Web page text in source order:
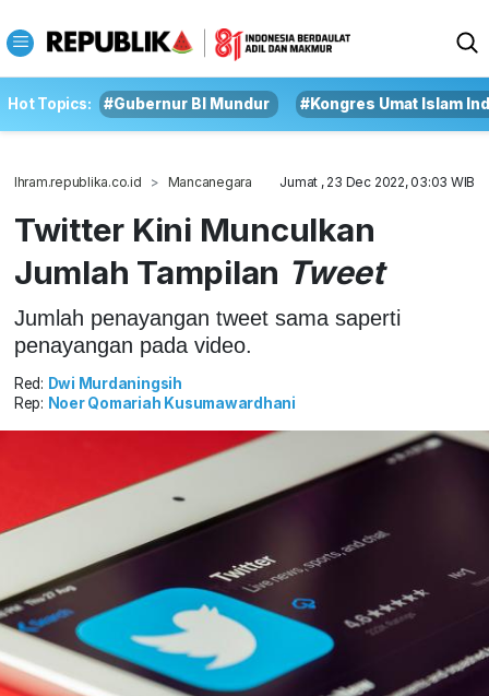
Hot Topics: #Gubernur BI Mundur #Kongres Umat Islam
Ihram.republika.co.id Mancanegara Jumat , 23 Dec 2022, 03:03 WIB
Twitter Kini Munculkan
Jumlah Tampilan Tweet
Jumlah penayangan tweet sama saperti
penayangan pada video.
Red: Dwi Murdaningsih
Rep: Noer Qomariah Kusumawardhani